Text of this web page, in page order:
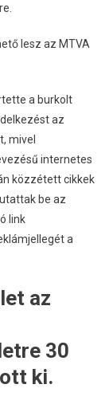
lesz az MTVA
a burkolt
az
mivel
internetes
közzétett cikkek
be az
link
a
az
30
ki.